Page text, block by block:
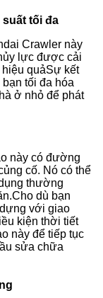
tối đa
Crawler này
lực được cải
hiệu quảSự kết
tối đa hóa
ở nhỏ để phát
này có đường
cố. Nó có thể
thường
dù bạn
với giao
kiện thời tiết
này để tiếp tục
sửa chữa